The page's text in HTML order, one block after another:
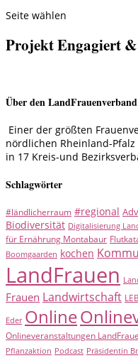
Seite wählen
Projekt Engagiert
Über den
Einer der größten
nördlichen Rheinland-
in 17 Kreis-und
Schlagwörter
#ländlicherraum #regional
Biodiversität Digitalisierung
für Ernährung Montabaur
Boomgaarden kochen
LandFrauen
Frauen Landwirtschaft LEB
Eder Online
Onlineveranstaltungen
Pflanzaktion Podcast Präsidentin